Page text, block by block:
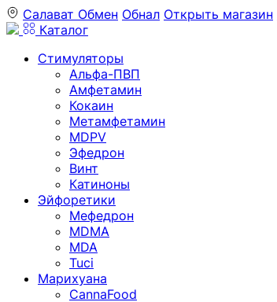
Салават Обмен Обнал Открыть магазин
Каталог
Стимуляторы
Альфа-ПВП
Амфетамин
Кокаин
Метамфетамин
MDPV
Эфедрон
Винт
Катиноны
Эйфоретики
Мефедрон
MDMA
MDA
Tuci
Марихуана
CannaFood